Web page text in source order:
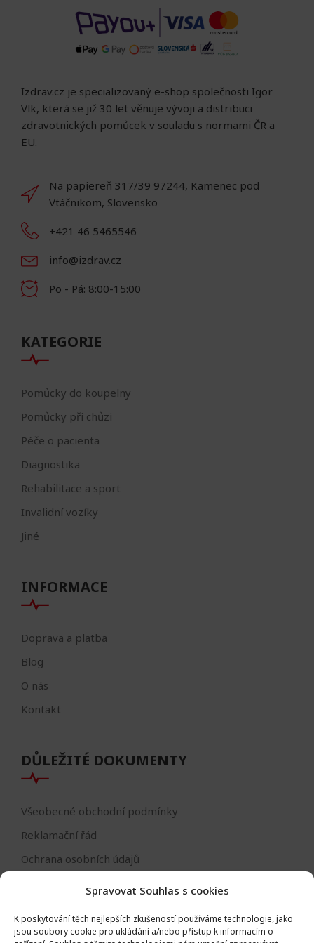
Spravovat Souhlas s cookies
K poskytování těch nejlepších zkušeností používáme technologie, jako
jsou soubory cookie pro ukládání a/nebo přístup k informacím o
Izdrav.cz je specializovaný e-shop společnosti Igor
Vlk, která se již 30 let věnuje vývoji a distribuci
zdravotnických pomůcek v souladu s normami ČR a
EU.
Na papiereň 317/39 97244, Kamenec pod
Vtáčnikom, Slovensko
+421 46 5465546
info@izdrav.cz
Po - Pá: 8:00-15:00
KATEGORIE
Pomůcky do koupelny
Pomůcky při chůzi
Péče o pacienta
Diagnostika
Rehabilitace a sport
Invalidní vozíky
Jiné
INFORMACE
Doprava a platba
Blog
O nás
Kontakt
DŮLEŽITÉ DOKUMENTY
Všeobecné obchodní podmínky
Reklamační řád
Ochrana osobních údajů
Formulář - odstoupení od smlouvy